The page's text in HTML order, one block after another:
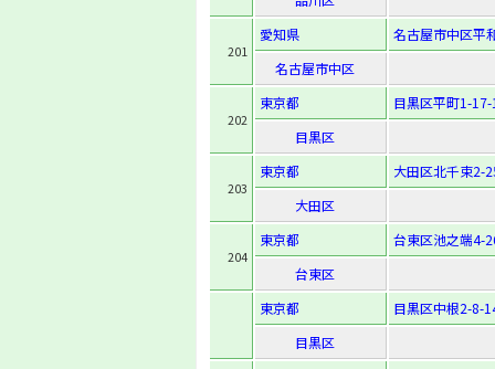
201
愛知県
名古屋市中区平
名古屋市中区
202
東京都
目黒区平町1-17-
目黒区
203
東京都
大田区北千束2-
大田区
204
東京都
台東区池之端4-
台東区
東京都
目黒区中根2-8-
目黒区